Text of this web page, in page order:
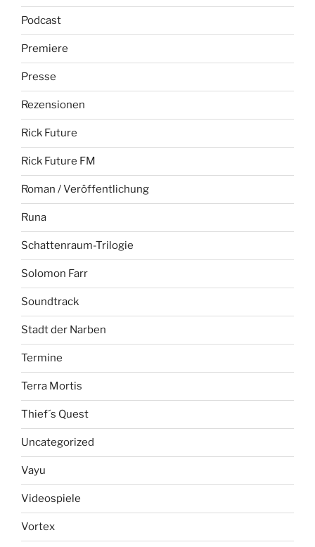
Podcast
Premiere
Presse
Rezensionen
Rick Future
Rick Future FM
Roman / Veröffentlichung
Runa
Schattenraum-Trilogie
Solomon Farr
Soundtrack
Stadt der Narben
Termine
Terra Mortis
Thief´s Quest
Uncategorized
Vayu
Videospiele
Vortex